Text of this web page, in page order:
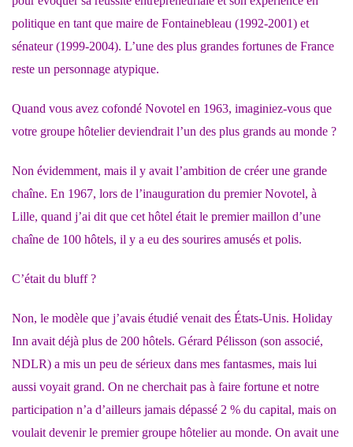
politique en tant que maire de Fontainebleau (1992-2001) et
sénateur (1999-2004). L’une des plus grandes fortunes de France
reste un personnage atypique.
Quand vous avez cofondé Novotel en 1963, imaginiez-vous que
votre groupe hôtelier deviendrait l’un des plus grands au monde ?
Non évidemment, mais il y avait l’ambition de créer une grande
chaîne. En 1967, lors de l’inauguration du premier Novotel, à
Lille, quand j’ai dit que cet hôtel était le premier maillon d’une
chaîne de 100 hôtels, il y a eu des sourires amusés et polis.
C’était du bluff ?
Non, le modèle que j’avais étudié venait des États-Unis. Holiday
Inn avait déjà plus de 200 hôtels. Gérard Pélisson (son associé,
NDLR) a mis un peu de sérieux dans mes fantasmes, mais lui
aussi voyait grand. On ne cherchait pas à faire fortune et notre
participation n’a d’ailleurs jamais dépassé 2 % du capital, mais on
voulait devenir le premier groupe hôtelier au monde. On avait une